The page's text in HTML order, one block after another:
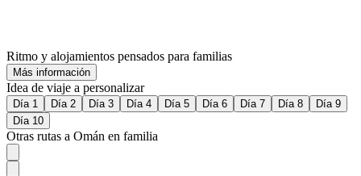
Ritmo y alojamientos pensados para familias
Más información
Idea de viaje a personalizar
Día 1 Día 2 Día 3 Día 4 Día 5 Día 6 Día 7 Día 8
Día 9
Día 10
Otras rutas a Omán en familia